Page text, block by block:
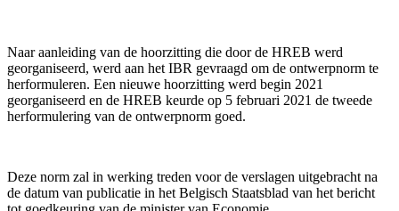
Naar aanleiding van de hoorzitting die door de HREB werd
georganiseerd, werd aan het IBR gevraagd om de ontwerpnorm te
herformuleren. Een nieuwe hoorzitting werd begin 2021
georganiseerd en de HREB keurde op 5 februari 2021 de tweede
herformulering van de ontwerpnorm goed.
Deze norm zal in werking treden voor de verslagen uitgebracht na
de datum van publicatie in het Belgisch Staatsblad van het bericht